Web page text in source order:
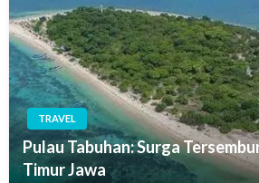
TRAVEL
Pulau Tabuhan: Surga
Timur Jawa